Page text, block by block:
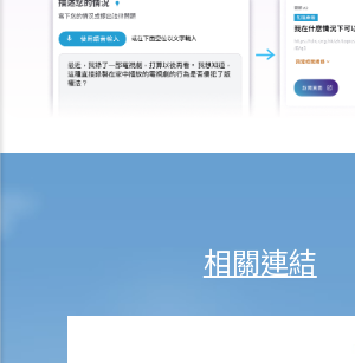
4. 承認事實
2. 被告有權在審訊時不作供嗎？
5. 我可以傳召專家證人嗎？
a. 誰是專家
相關連結